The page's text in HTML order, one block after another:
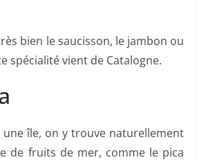
bien le saucisson, le jambon ou
spécialité vient de Catalogne.
île, on y trouve naturellement
de fruits de mer, comme le pica